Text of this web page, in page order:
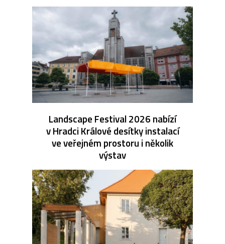
Landscape Festival 2026 nabízí
v Hradci Králové desítky instalací
ve veřejném prostoru i několik
výstav